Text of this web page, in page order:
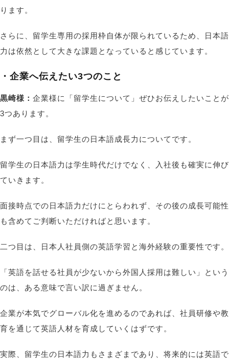
ります。
さらに、留学生専用の採用枠自体が限られているため、日本語
力は依然として大きな課題となっていると感じています。
・企業へ伝えたい3つのこと
黒崎様： 企業様に「留学生について」ぜひお伝えしたいことが
3つあります。
まず一つ目は、留学生の日本語成長力についてです。
留学生の日本語力は学生時代だけでなく、入社後も確実に伸び
ていきます。
面接時点での日本語力だけにとらわれず、その後の成長可能性
も含めてご判断いただければと思います。
二つ目は、日本人社員側の英語学習と海外経験の重要性です。
「英語を話せる社員が少ないから外国人採用は難しい」という
のは、ある意味で言い訳に過ぎません。
企業が本気でグローバル化を進めるのであれば、社員研修や教
育を通じて英語人材を育成していくはずです。
実際、留学生の日本語力もさまざまであり、将来的には英語で